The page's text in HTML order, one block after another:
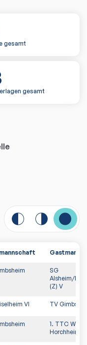
gesamt
gesamt
SG
Alsheim/
(Z) V
VI TV
1. TTC
Horchheim